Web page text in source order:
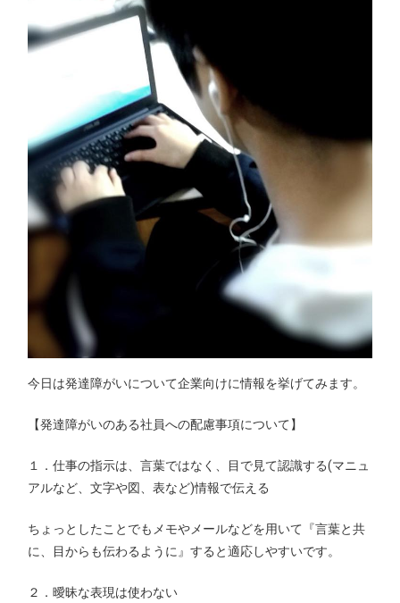
今日は発達障がいについて企業向けに情報を挙げてみます。
【発達障がいのある社員への配慮事項について】
１．仕事の指示は、言葉ではなく、目で見て認識する(マニュ
アルなど、文字や図、表など)情報で伝える
ちょっとしたことでもメモやメールなどを用いて『言葉と共
に、目からも伝わるように』すると適応しやすいです。
２．曖昧な表現は使わない